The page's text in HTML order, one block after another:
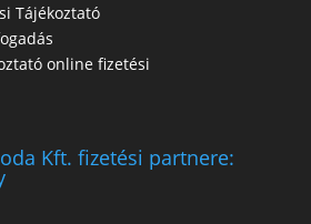
Tájékoztató
online fizetési
Kft. fizetési partnere: